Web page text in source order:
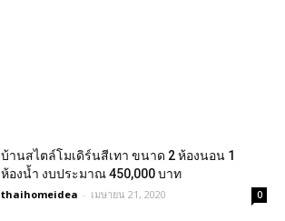
บ้านสไตล์โมเดิร์นสีเทา ขนาด 2 ห้องนอน 1
ห้องน้ำ งบประมาณ 450,000 บาท
thaihomeidea - เมษายน 21, 2020 0